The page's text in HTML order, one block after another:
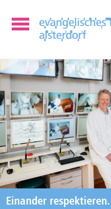
Einander respektieren.